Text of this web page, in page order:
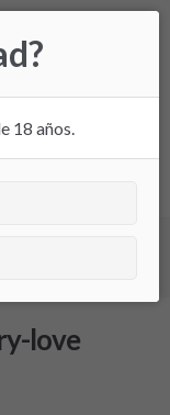
love
18 años.